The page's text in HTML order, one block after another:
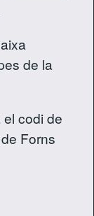
de la
codi de
Forns